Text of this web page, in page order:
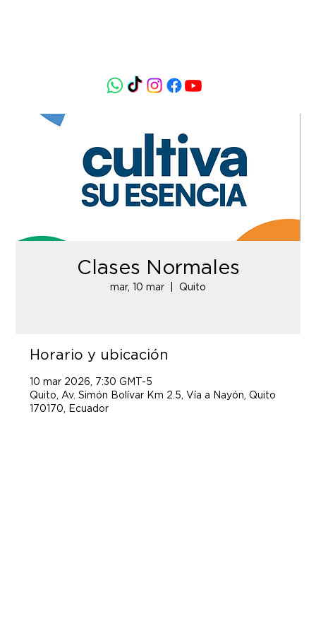
Clases Normales
mar, 10 mar Quito
Horario y ubicación
10 mar 2026, 7:30 GMT-5
Quito, Av. Simón Bolívar Km 2.5, Vía a Nayón, Quito
170170, Ecuador